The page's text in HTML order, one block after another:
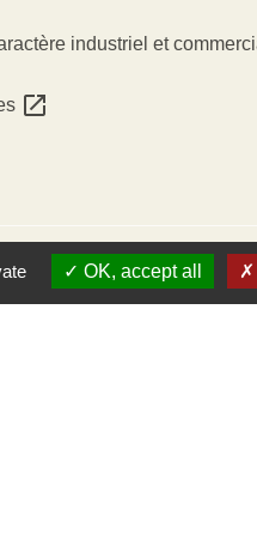
industriel et
open_in_new
OK, accept all